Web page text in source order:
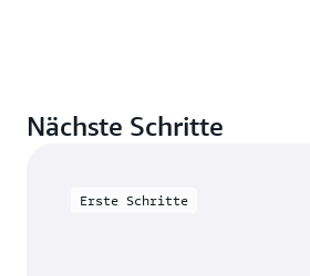
Nächste Schritte
Erste Schritte